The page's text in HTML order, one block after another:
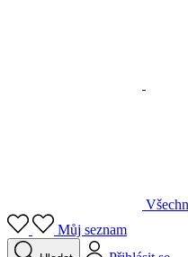
Můj seznam